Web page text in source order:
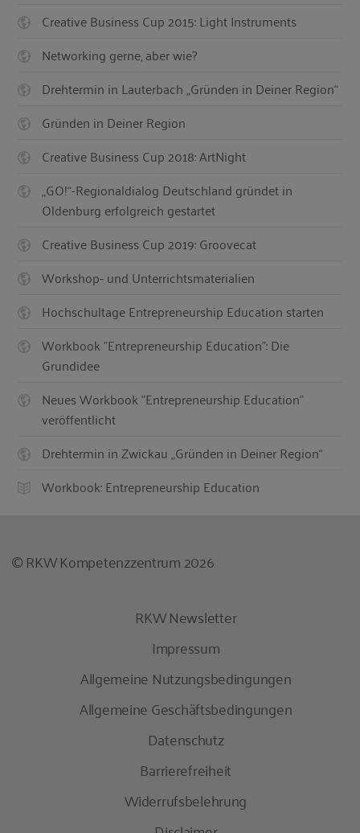
Creative Business Cup 2015: Light Instruments
Networking gerne, aber wie?
Drehtermin in Lauterbach „Gründen in Deiner Region“
Gründen in Deiner Region
Creative Business Cup 2018: ArtNight
„GO!“-Regionaldialog Deutschland gründet in
Oldenburg erfolgreich gestartet
Creative Business Cup 2019: Groovecat
Workshop- und Unterrichtsmaterialien
Hochschultage Entrepreneurship Education starten
Workbook "Entrepreneurship Education": Die
Grundidee
Neues Workbook "Entrepreneurship Education"
veröffentlicht
Drehtermin in Zwickau „Gründen in Deiner Region“
Workbook: Entrepreneurship Education
© RKW Kompetenzzentrum 2026
RKW Newsletter
Impressum
Allgemeine Nutzungsbedingungen
Allgemeine Geschäftsbedingungen
Datenschutz
Barrierefreiheit
Widerrufsbelehrung